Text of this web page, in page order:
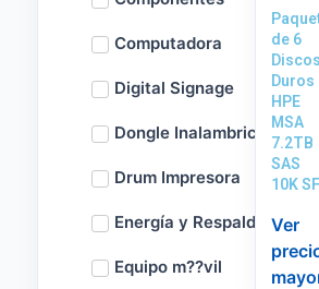
Computadora
Digital Signage
Dongle Inalambrico
Drum Impresora
Energía y Respaldo
Equipo m??vil
de 6
Discos
Duros
HPE
MSA
7.2TB
SAS
10K
Ver